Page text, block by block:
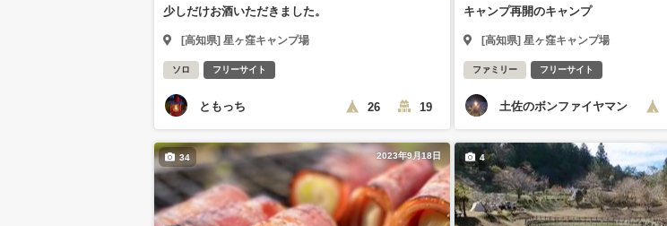
少しだけお酒いただきました。
[高知県] 星ヶ窪キャンプ場
ソロ フリーサイト
ともっち 26 19
キャンプ再開のキャンプ
[高知県] 星ヶ窪キャンプ場
ファミリー フリーサイト
土佐のボンファイヤマン
2023年9月18日
34 4